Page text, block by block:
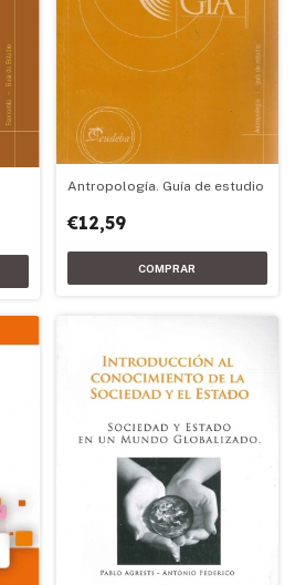
Antropología. Guía de estudio
€12,59